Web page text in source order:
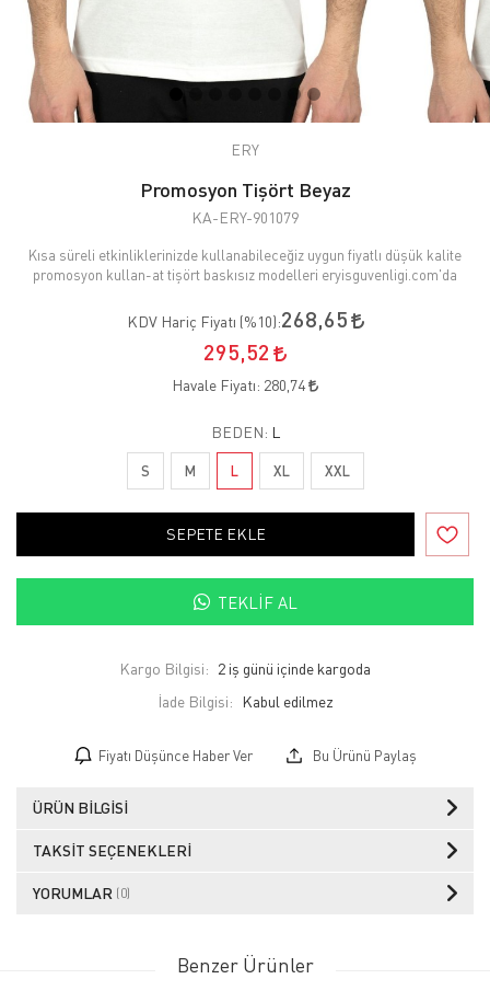
ERY
Promosyon Tişört Beyaz
KA-ERY-901079
Kısa süreli etkinliklerinizde kullanabileceğiz uygun fiyatlı düşük kalite
promosyon kullan-at tişört baskısız modelleri eryisguvenligi.com'da
KDV Hariç Fiyatı (%10):268,65
295,52
Havale Fiyatı: 280,74
BEDEN: L
S M L XL XXL
SEPETE EKLE
TEKLIF AL
Kargo Bilgisi: 2 iş günü içinde kargoda
İade Bilgisi:
Fiyatı Düşünce Haber Ver Bu Ürünü Paylaş
ÜRÜN BILGISI
TAKSIT SEÇENEKLERI
YORUMLAR (0)
Benzer Ürünler